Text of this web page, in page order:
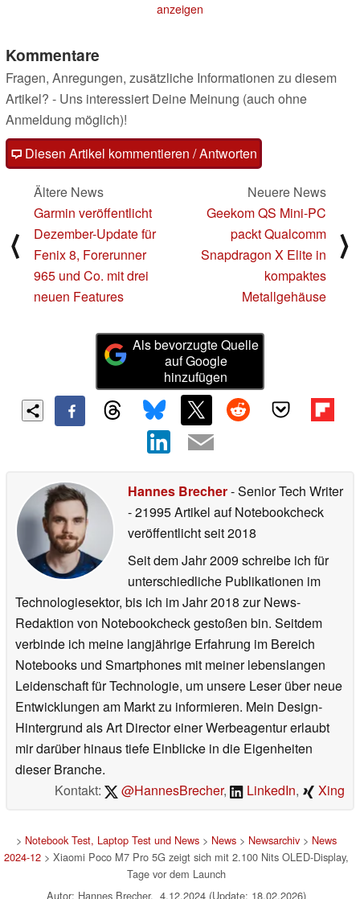
anzeigen
Kommentare
Fragen, Anregungen, zusätzliche Informationen zu diesem
Artikel? - Uns interessiert Deine Meinung (auch ohne
Anmeldung möglich)!
Diesen Artikel kommentieren / Antworten
⟨
Ältere News
Garmin veröffentlicht
Dezember-Update für
Fenix 8, Forerunner
965 und Co. mit drei
neuen Features
Neuere News
Geekom QS Mini-PC
packt Qualcomm
Snapdragon X Elite in
kompaktes
Metallgehäuse
⟩
Als bevorzugte Quelle
auf Google
hinzufügen
Hannes Brecher- Senior Tech Writer
- 21995 Artikel auf Notebookcheck
veröffentlichtseit 2018
Seit dem Jahr 2009 schreibe ich für
unterschiedliche Publikationen im
Technologiesektor, bis ich im Jahr 2018 zur News-
Redaktion von Notebookcheck gestoßen bin. Seitdem
verbinde ich meine langjährige Erfahrung im Bereich
Notebooks und Smartphones mit meiner lebenslangen
Leidenschaft für Technologie, um unsere Leser über neue
Entwicklungen am Markt zu informieren. Mein Design-
Hintergrund als Art Director einer Werbeagentur erlaubt
mir darüber hinaus tiefe Einblicke in die Eigenheiten
dieser Branche.
Kontakt:
@HannesBrecher, LinkedIn, Xing
> Notebook Test, Laptop Test und News> News> Newsarchiv> News
2024-12> Xiaomi Poco M7 Pro 5G zeigt sich mit 2.100 Nits OLED-Display,
Tage vor dem Launch
Autor: Hannes Brecher, 4.12.2024 (Update: 18.02.2026)